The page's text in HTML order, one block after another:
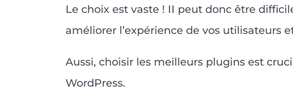
Le choix est vaste ! II peut donc être
améliorer l’expérience de vos utilisateurs
Aussi, choisir les meilleurs plugins est
WordPress.